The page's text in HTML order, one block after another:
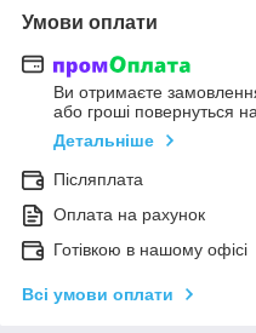
Умови оплати
Ви отримаєте
або гроші повернуться
Детальніше
Післяплата
Оплата на рахунок
Готівкою в нашому офісі
Всі умови оплати